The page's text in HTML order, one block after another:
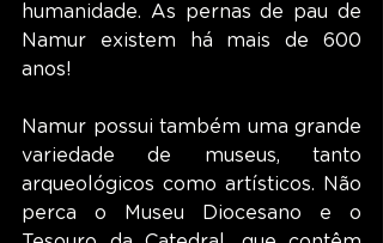
humanidade. As pernas de pau de
Namur existem há mais de 600
anos!
Namur possui também uma grande
variedade de museus, tanto
arqueológicos como artísticos. Não
perca o Museu Diocesano e o